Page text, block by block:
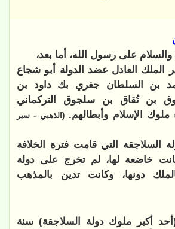
والسلام على رسول الله، أما بعد،
الملك العادل عضد الدولة أبو شجاع
بن السلطان جغري بك داود بن
بن تُقاق بن سلجوق التركماني
الإسلام وأبطالهم.(الذهبي - سير
السلاجقة التي قامت فترة الخلافة
كانت خاضعة لها، لم تخرج على دولة
دونها، وكانت تدين بالمذهب
أكبر ملوك دولة السلاجقة) سنة